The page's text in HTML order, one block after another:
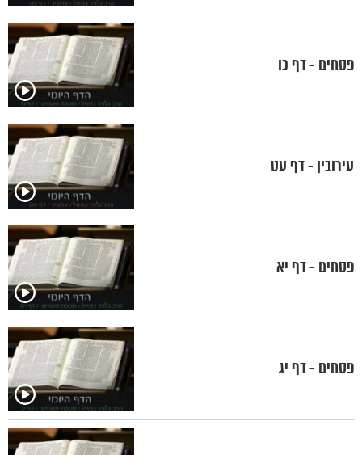
פסחים - דף כו
עירובין - דף עט
פסחים - דף יא
פסחים - דף יג